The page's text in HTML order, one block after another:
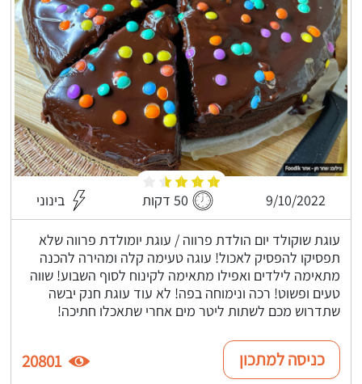
9/10/2022 50 דקות בינוני
עוגת שוקולד יום הולדת פרווה / עוגת יומולדת פרווה שלא
תפסיקו להפסיק לאכול! עוגה טעימה קלה ומהירה להכנה
מתאימה לילדים ואפילו מתאימה לקינוח לסוף השבוע! שווה
טעים ופשוט! רכה ונימוחה בפה! לא עוד עוגת חנק יבשה
שתדרוש מכם לשתות ליטר מים אחרי שתאכלו חתיכה!
כניסה למתכון 20801